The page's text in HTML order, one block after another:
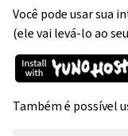
Você pode usar sua
(ele vai levá-lo ao
Também é possível